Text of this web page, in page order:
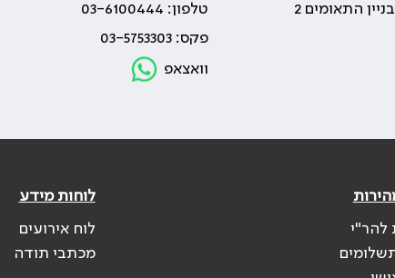
טלפון: 03-6100444
פקס: 03-5753303
וואצאפ
להר"י
לוחות מידע
לוח אירועים
מכתבי תודה